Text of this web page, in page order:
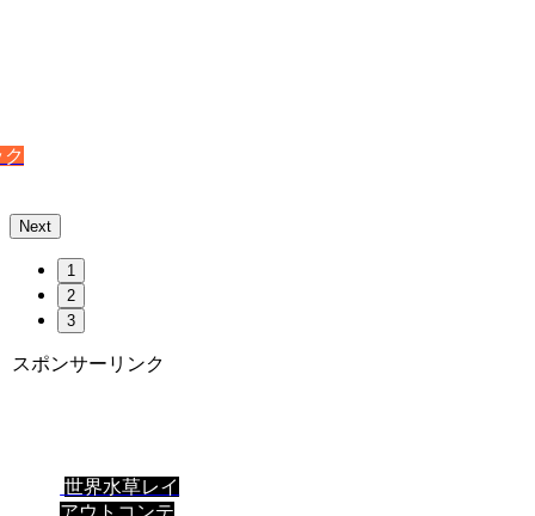
Next
1
2
3
スポンサーリンク
世界水草レイ